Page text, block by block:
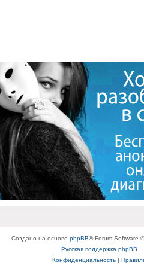
Создано на основе phpBB® Forum Software
Русская поддержка phpBB
Конфиденциальность|